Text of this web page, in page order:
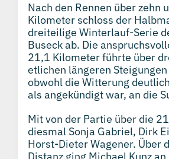
Nach den Rennen über zehn
Kilometer schloss der
dreiteilige Winterlauf-Serie
Buseck ab. Die
21,1 Kilometer führte über
etlichen längeren
obwohl die Witterung
als angekündigt war, an die
Mit von der Partie über die
diesmal Sonja Gabriel, Dirk
Horst-Dieter Wagener. Über